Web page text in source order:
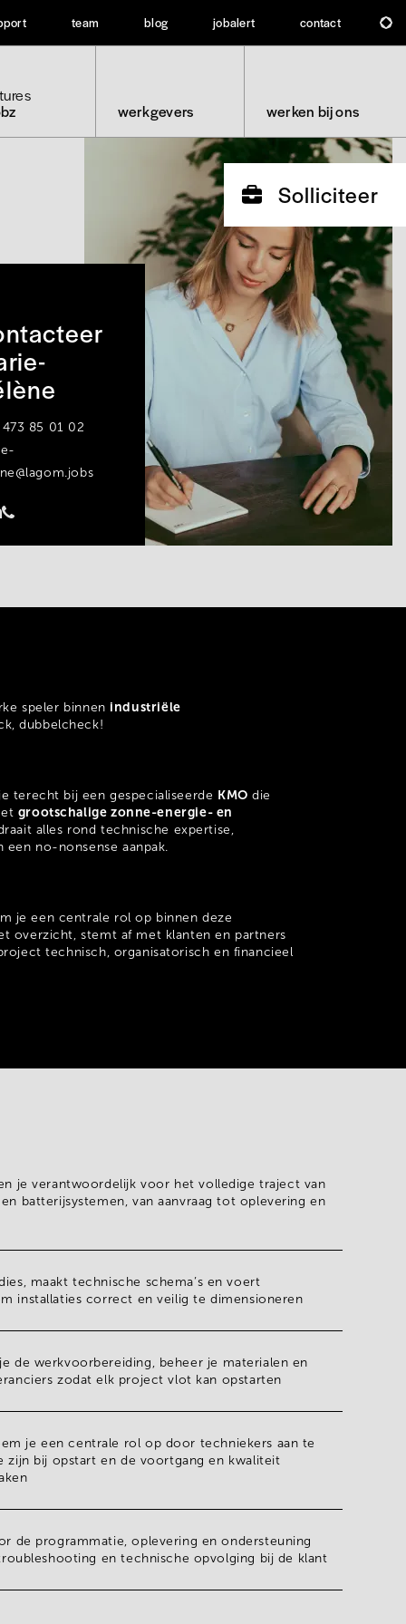
team blog jobalert contact
werkgevers werken bij ons
85 01 02
Solliciteer
speler binnen industriële
dubbelcheck!
terecht bij een gespecialiseerde KMO die
grootschalige zonne-energie- en
alles rond technische expertise,
no-nonsense aanpak.
je een centrale rol op binnen deze
overzicht, stemt af met klanten en partners
technisch, organisatorisch en financieel
je verantwoordelijk voor hetvolledige traject van
batterijsystemen, van aanvraag tot oplevering en
maakt technische schema’s en voert
installaties correct en veilig te dimensioneren
de werkvoorbereiding , beheer je materialen en
zodat elk project vlot kan opstarten
je een centrale rol op door techniekers aan te
zijn bij opstart en de voortgang en kwaliteit
de programmatie, oplevering en ondersteuning
en technische opvolging bij de klant